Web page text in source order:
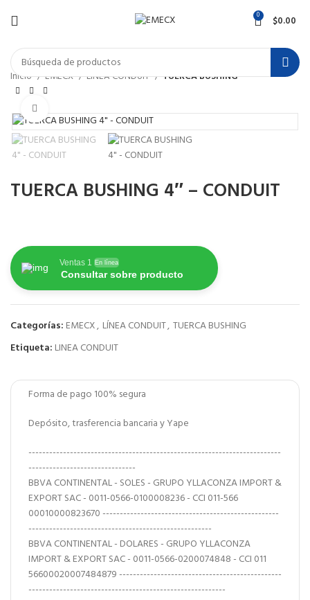
0 $0.00
Inicio EMECX LÍNEA CONDUIT TUERCA BUSHING
TUERCA BUSHING 4″ – CONDUIT
Ventas 1 En línea
Consultar sobre producto
Categorías: EMECX, LÍNEA CONDUIT, TUERCA BUSHING
Etiqueta: LINEA CONDUIT
Forma de pago 100% segura
Depósito, trasferencia bancaria y Yape
-------------------------------------------------------------------------
-------------------------------
BBVA CONTINENTAL - SOLES - GRUPO YLLACONZA IMPORT &
EXPORT SAC - 0011-0566-0100008236 - CCI 011-566
00010000823670 ---------------------------------------------------
-----------------------------------------------------
BBVA CONTINENTAL - DOLARES - GRUPO YLLACONZA
IMPORT & EXPORT SAC - 0011-0566-0200074848 - CCI 011
56600020007484879 -----------------------------------------------
---------------------------------------------------------